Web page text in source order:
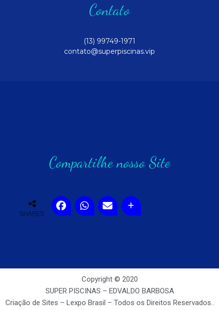
Contato
(13) 99749-1971
contato@superpiscinas.vip
Compartilhe nosso Site
SHARES
Copyright © 2020
SUPER PISCINAS – EDVALDO BARBOSA
Criação de Sites – Lexpo Brasil – Todos os Direitos Reservados..